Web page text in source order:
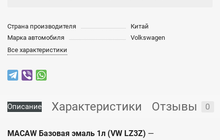
Страна производителя
Китай
Марка автомобиля
Volkswagen
Все характеристики
Описание Характеристики Отзывы 0
MACAW Базовая эмаль 1л (VW LZ3Z) —